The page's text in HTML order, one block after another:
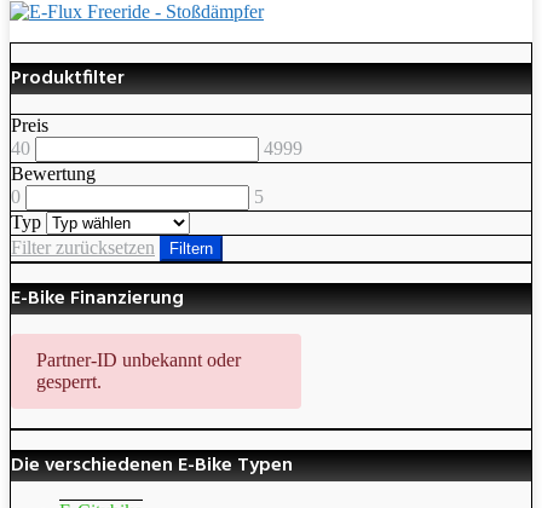
Produktfilter
Preis
40
4999
Bewertung
0
5
Typ
Filter zurücksetzen
Filtern
E-Bike Finanzierung
Partner-ID unbekannt oder
gesperrt.
Die verschiedenen E-Bike Typen